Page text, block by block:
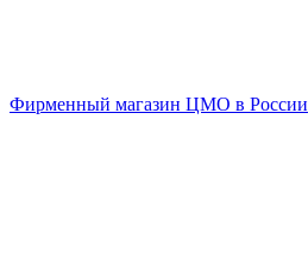
Фирменный магазин ЦМО в России